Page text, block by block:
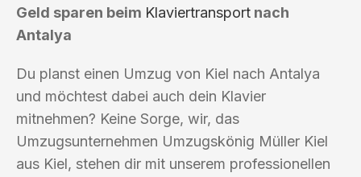
Geld sparen beim Klaviertransport nach
Antalya
Du planst einen Umzug von Kiel nach Antalya
und möchtest dabei auch dein Klavier
mitnehmen? Keine Sorge, wir, das
Umzugsunternehmen Umzugskönig Müller Kiel
aus Kiel, stehen dir mit unserem professionellen